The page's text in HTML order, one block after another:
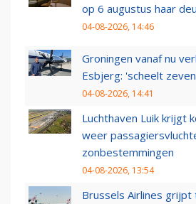
op 6 augustus haar
04-08-2026, 14:46
Groningen vanaf nu
Esbjerg: 'scheelt
04-08-2026, 14:41
Luchthaven Luik krijgt
weer
zonbestemmingen
04-08-2026, 13:54
Brussels Airlines grijpt